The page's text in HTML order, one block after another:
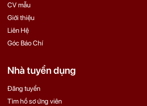
CV mẫu
Giới thiệu
Liên Hệ
Góc Báo Chí
Nhà tuyển dụng
Đăng tuyển
Tìm hồ sơ ứng viên